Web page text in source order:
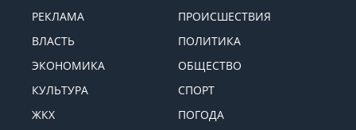
РЕКЛАМА
ПРОИСШЕСТВИЯ
ВЛАСТЬ
ПОЛИТИКА
ЭКОНОМИКА
ОБЩЕСТВО
КУЛЬТУРА
СПОРТ
ЖКХ
ПОГОДА